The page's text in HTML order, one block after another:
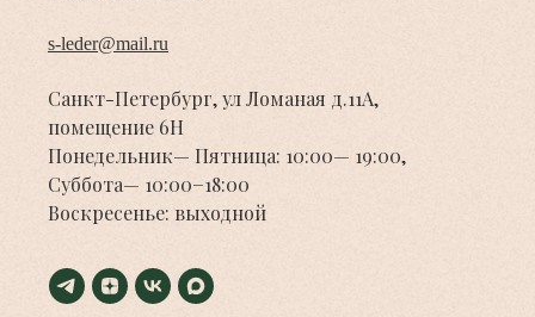
s-leder@mail.ru
Санкт-Петербург, ул Ломаная д.11А,
помещение 6Н
Понедельник— Пятница: 10:00— 19:00,
Суббота— 10:00−18:00
Воскресенье: выходной